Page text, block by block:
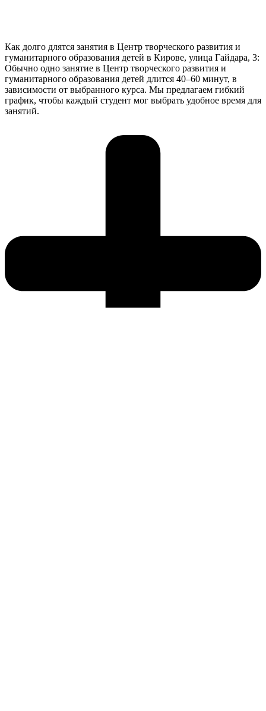
Как долго длятся занятия в Центр творческого развития и
гуманитарного образования детей в Кирове, улица Гайдара, 3:
Обычно одно занятие в Центр творческого развития и
гуманитарного образования детей длится 40–60 минут, в
зависимости от выбранного курса. Мы предлагаем гибкий
график, чтобы каждый студент мог выбрать удобное время для
занятий.